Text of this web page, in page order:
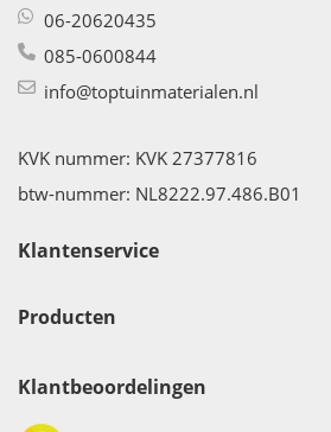
06-20620435
085-0600844
info@toptuinmaterialen.nl
KVK nummer: KVK 27377816
btw-nummer: NL8222.97.486.B01
Klantenservice
Producten
Klantbeoordelingen